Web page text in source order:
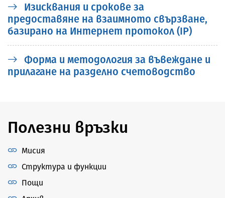
Изисквания и срокове за
предоставяне на взаимното свързване,
базирано на Интернет протокол (IP)
Форма и методология за въвеждане и
прилагане на разделно счетоводство
Полезни връзки
Мисия
Структура и функции
Пощи